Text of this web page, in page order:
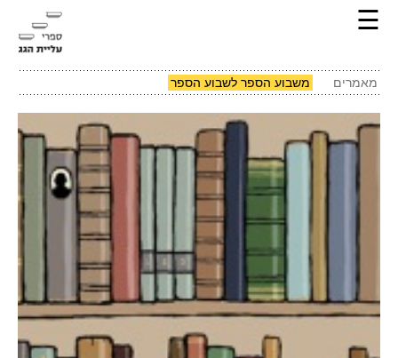
☰
מאמרים משבוע הספר לשבוע הספר